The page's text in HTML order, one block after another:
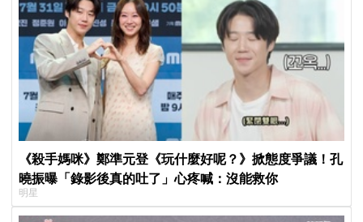
《殺手媽咪》鄭準元登《玩什麼好呢？》掀態度爭議！孔
曉振曝「錄影後真的吐了」心疼喊：沒能救你
明星